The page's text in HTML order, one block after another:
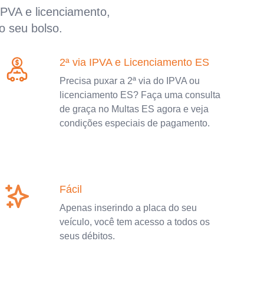
e licenciamento,
seu bolso.
2ª via IPVA e Licenciamento ES
Precisa puxar a 2ª via do IPVA ou
licenciamento ES? Faça uma consulta
de graça no Multas ES agora e veja
condições especiais de pagamento.
Fácil
Apenas inserindo a placa do seu
veículo, você tem acesso a todos os
seus débitos.